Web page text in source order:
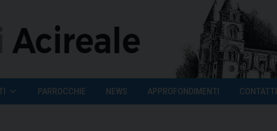
PARROCCHIE NEWS APPROFONDIMENTI CONTATTI